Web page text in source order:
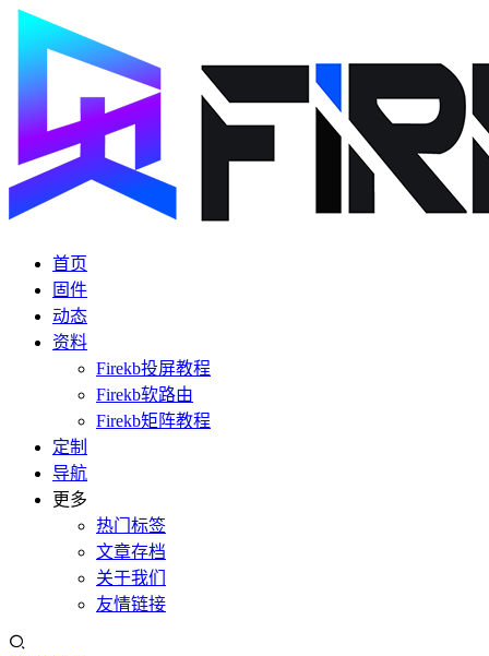
首页
固件
动态
资料
Firekb投屏教程
Firekb软路由
Firekb矩阵教程
定制
导航
更多
热门标签
文章存档
关于我们
友情链接